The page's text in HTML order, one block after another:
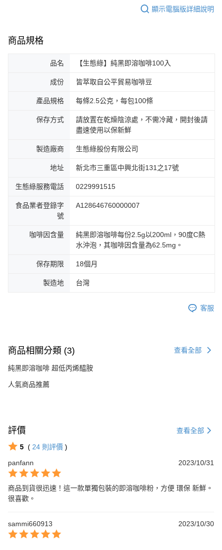
顯示電腦版詳細說明
商品規格
品名 【生態綠】純黑即溶咖啡100入
成份 皆萃取自公平貿易咖啡豆
產品規格 每條2.5公克，每包100條
保存方式
請放置在乾燥陰涼處，不需冷藏，開封後請
盡速使用以保新鮮
製造廠商 生態綠股份有限公司
地址 新北市三重區中興北街131之17號
生態綠服務電話 0229991515
食品業者登錄字
號
A128646760000007
咖啡因含量
純黑即溶咖啡每份2.5g以200ml，90度C熱
水沖泡，其咖啡因含量為62.5mg。
保存期限 18個月
製造地 台灣
客服
商品相關分類 (3) 查看全部
純黑即溶咖啡 超低丙烯醯胺
人氣商品推薦
評價 查看全部
5 ( 24 則評價 )
panfann
2023/10/31
商品到貨很迅速！這一款單獨包裝的即溶咖啡粉，方便 環保 新鮮。
很喜歡。
sammi660913 2023/10/30